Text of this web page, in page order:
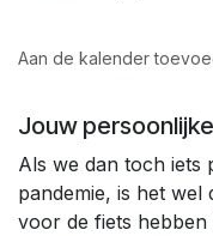
Aan de kalender
Jouw
Als we dan toch iets
pandemie, is het wel
voor de fiets